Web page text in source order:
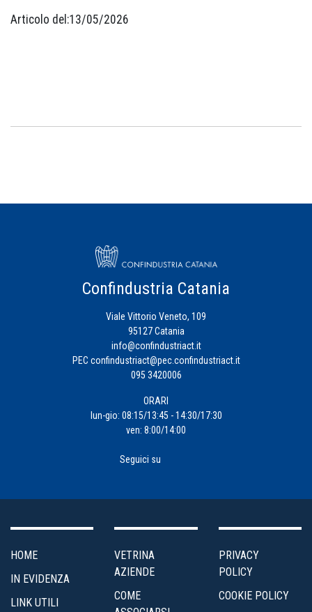
Articolo del:13/05/2026
Confindustria Catania
Viale Vittorio Veneto, 109
95127 Catania
info@confindustriact.it
PEC confindustriact@pec.confindustriact.it
095 3420006
ORARI
lun-gio: 08:15/13:45 - 14:30/17:30
ven: 8:00/14:00
Seguici su
HOME
IN EVIDENZA
LINK UTILI
VETRINA
AZIENDE
COME
PRIVACY
POLICY
COOKIE POLICY